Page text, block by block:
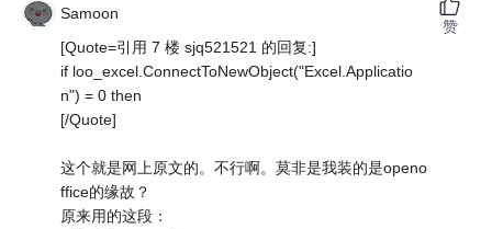
Samoon
[Quote=引用 7 楼 sjq521521 的回复:]
if loo_excel.ConnectToNewObject("Excel.Applicatio
n") = 0 then
[/Quote]
这个就是网上原文的。不行啊。莫非是我装的是openo
ffice的缘故？
原来用的这段：
赞